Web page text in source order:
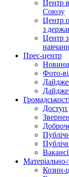
Центр
Союзу
Центр
з
Центр з
Прес-центр
Новини
Фото-
Громадськості
Доступ
Матеріально-
Козин-